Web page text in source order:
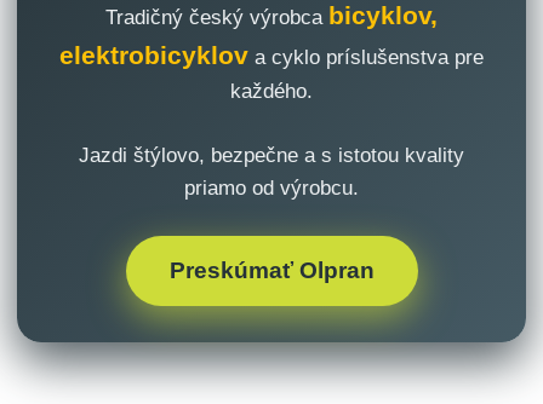
Tradičný český výrobca bicyklov,
elektrobicyklov a cyklo príslušenstva pre
každého.
Jazdi štýlovo, bezpečne a s istotou kvality
priamo od výrobcu.
Preskúmať Olpran